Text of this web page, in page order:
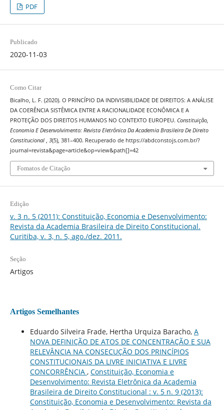
PDF
Publicado
2020-11-03
Como Citar
Bicalho, L. F. (2020). O PRINCÍPIO DA INDIVISIBILIDADE DE DIREITOS: A ANÁLISE
DA COERÊNCIA SISTÊMICA ENTRE A RACIONALIDADE ECONÔMICA E A
PROTEÇÃO DOS DIREITOS HUMANOS NO CONTEXTO EUROPEU. Constituição,
Economia E Desenvolvimento: Revista Eletrônica Da Academia Brasileira De Direito
Constitucional , 3(5), 381–400. Recuperado de https://abdconstojs.com.br/?
journal=revista&page=article&op=view&path[]=42
Fomatos de Citação
Edição
v. 3 n. 5 (2011): Constituição, Economia e Desenvolvimento:
Revista da Academia Brasileira de Direito Constitucional.
Curitiba, v. 3, n. 5, ago./dez. 2011.
Seção
Artigos
Artigos Semelhantes
Eduardo Silveira Frade, Hertha Urquiza Baracho, A
NOVA DEFINIÇÃO DE ATOS DE CONCENTRAÇÃO E SUA
RELEVÂNCIA NA CONSECUÇÃO DOS PRINCÍPIOS
CONSTITUCIONAIS DA LIVRE INICIATIVA E LIVRE
CONCORRÊNCIA , Constituição, Economia e
Desenvolvimento: Revista Eletrônica da Academia
Brasileira de Direito Constitucional : v. 5 n. 9 (2013):
Constituição, Economia e Desenvolvimento: Revista da